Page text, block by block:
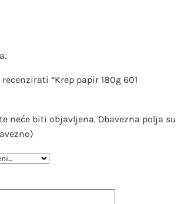
“Krep papir 180g 601
neće biti objavljena. Obavezna polja su